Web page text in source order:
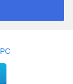
PC